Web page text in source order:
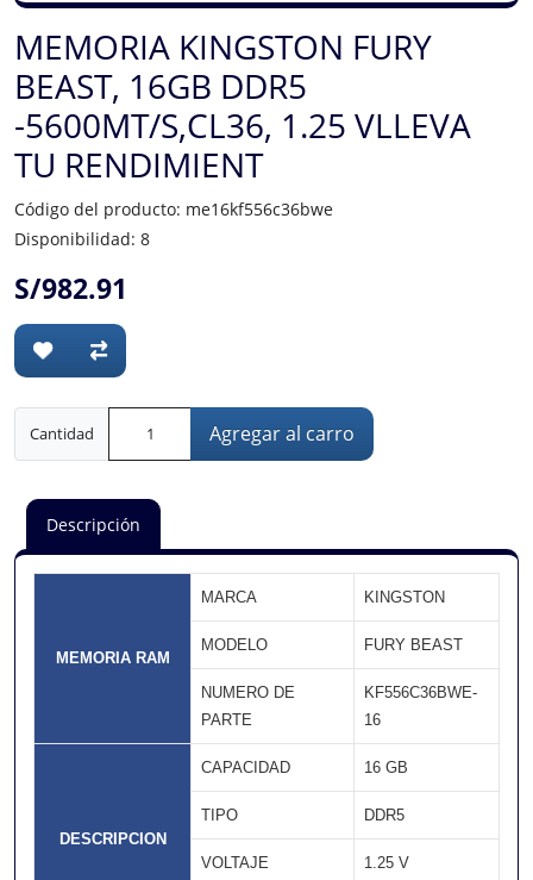
MEMORIA KINGSTON FURY
BEAST, 16GB DDR5
-5600MT/S,CL36, 1.25 VLLEVA
TU RENDIMIENT
Código del producto: me16kf556c36bwe
Disponibilidad: 8
S/982.91
Cantidad Agregar al carro
Descripción
MEMORIA RAM
MARCA KINGSTON
MODELO FURY BEAST
NUMERO DE
PARTE
KF556C36BWE-
16
DESCRIPCION
CAPACIDAD 16 GB
TIPO DDR5
VOLTAJE 1.25 V